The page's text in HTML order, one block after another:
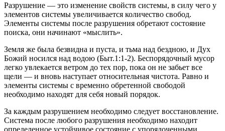
Разрушение — это изменение свойств системы, в силу чего у
элементов системы увеличивается количество свобод.
Элементы системы после разрушения обретают состояние
поиска, они начинают «мыслить».
Земля же была безвидна и пуста, и тьма над бездною, и Дух
Божий носился над водою (Быт.1:1-2). Беспорядочный мусор
легко увлекается ветром до тех пор, пока он не забьет все
щели — и вновь наступает относительная чистота. Равно и
элементы системы с временно обретенной свободой
необходимо находят для себя новый порядок.
За каждым разрушением необходимо следует восстановление.
Система после любого разрушения необходимо находит
определенное устойчивое состояние с упорядоченными